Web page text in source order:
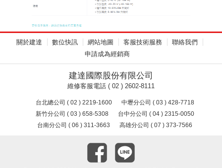
關於建達 數位快訊 網站地圖 客服技術服務
聯絡我們
申請成為經銷商
建達國際股份有限公司
維修客服電話 ( 02 ) 2602-8111
台北總公司 ( 02 ) 2219-1600
中壢分公司 ( 03 ) 428-7718
新竹分公司 ( 03 ) 658-5308
台中分公司 ( 04 ) 2315-0050
台南分公司 ( 06 ) 311-3663
高雄分公司 ( 07 ) 373-7566